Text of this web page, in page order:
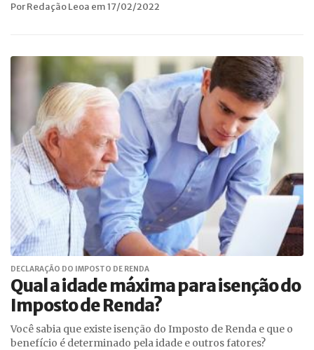
Por Redação Leoa em 17/02/2022
DECLARAÇÃO DO IMPOSTO DE RENDA
Qual a idade máxima para isenção do
Imposto de Renda?
Você sabia que existe isenção do Imposto de Renda e que o
benefício é determinado pela idade e outros fatores?